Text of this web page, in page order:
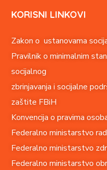
KORISNI LINKOVI
Zakon o ustanovama
Pravilnik o minimalnim
socijalnog
zbrinjavanja i socijalne
zaštite FBiH
Konvencija o pravima o
Federalno ministarstvo
Federalno ministarstvo
Federalno ministarstvo